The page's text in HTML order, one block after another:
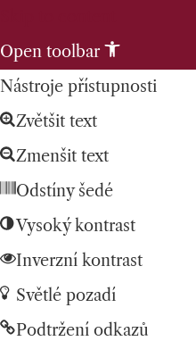
Open toolbar
Nástroje přístupnosti
Zvětšit text
Zmenšit text
Odstíny šedé
Vysoký kontrast
Inverzní kontrast
Světlé pozadí
Podtržení odkazů